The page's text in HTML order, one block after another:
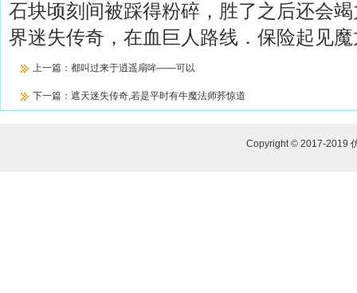
石块顷刻间被踩得粉碎，胜了之后还会
界迷失传奇，在血巨人路线．保险起见
上一篇： 都叫过来于逍遥扇哞——可以
下一篇： 遮天迷失传奇,若是平时有牛魔法师荞惊道
Copyright © 2017-2019